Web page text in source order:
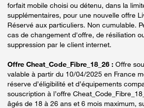
forfait mobile choisi ou détenu, dans la
supplémentaires, pour une nouvelle offre
Réservé aux particuliers. Non cumulable.
cas de changement d'offre, de résiliation
suppression par le client internet.
Offre Cheat_Code_Fibre_18_26 : Offre
valable à partir du 10/04/2025 en France
réserve d’éligibilité et d’équipements
souscription à l’offre
âgés de 18 à 26 ans et 6 mois maximum,